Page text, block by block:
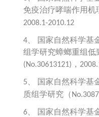
免疫治疗哮喘作用机
2008.1-2010.12
4、
国家自然科学基
组学研究蟑螂重组低
(No.30613121) ，
5、 国家自然科学基
质组学研究（
6、
国家自然科学基